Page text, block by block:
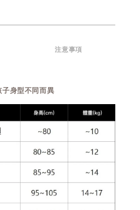
注意事項
身型不同而異